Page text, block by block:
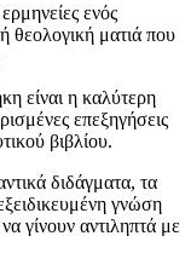
ενός
ματιά που
είναι η καλύτερη
επεξηγήσεις
βιβλίου.
διδάγματα, τα
γνώση
γίνουν αντιληπτά με